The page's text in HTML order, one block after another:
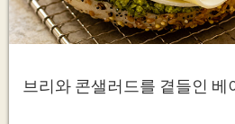
브리와 콘샐러드를 곁들인 베